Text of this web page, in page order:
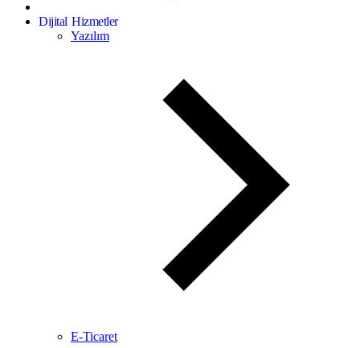
Dijital Hizmetler
Yazılım
E-Ticaret